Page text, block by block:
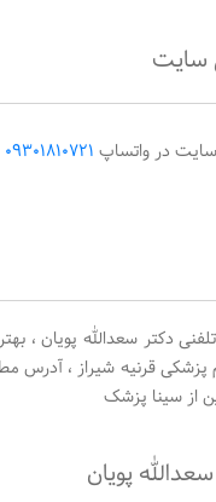
سایت
در واتساپ 09301810721
دکتر سعدالله پویان ،
قرنیه شیراز ، آدرس
از سینا پزشک
پویان